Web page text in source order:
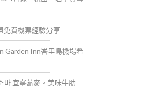
免費機票經驗分享
Garden Inn峇里島機場希
바 宜寧蕎麥。美味牛肋